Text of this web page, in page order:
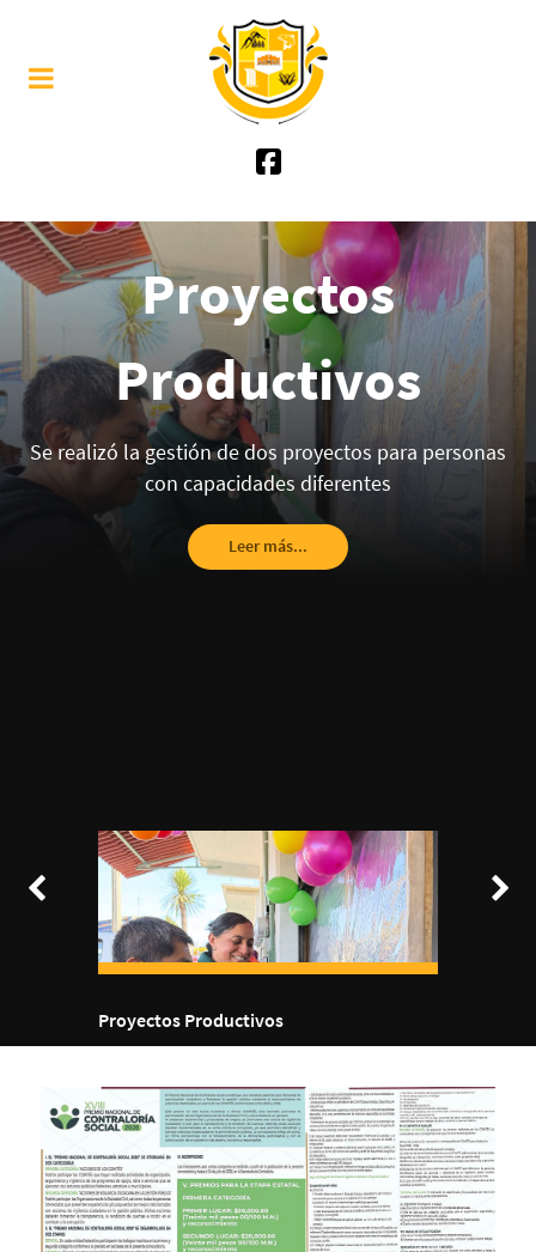
Proyectos
Productivos
Se realizó la gestión de dos proyectos para personas
con capacidades diferentes
Leer más...
Proyectos Productivos